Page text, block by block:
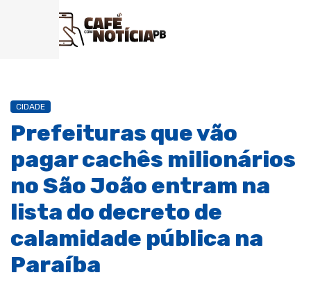
CIDADE
Prefeituras que vão
pagar cachês milionários
no São João entram na
lista do decreto de
calamidade pública na
Paraíba